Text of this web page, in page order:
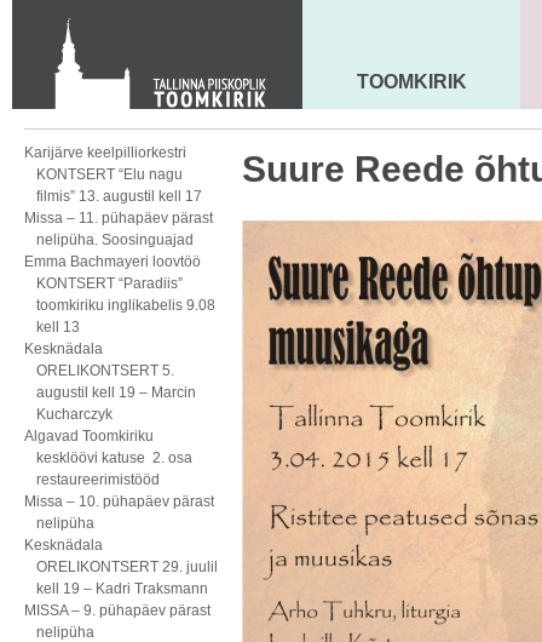
KONTAKT
Toom-Kooli 6, 10130 TALLINN
tallinna.toom@eelk.ee
MAARJA KIRIK
TOOMKIRIK
Karijärve keelpilliorkestri
KONTSERT “Elu nagu
filmis” 13. augustil kell 17
Missa – 11. pühapäev pärast
nelipüha. Soosinguajad
Emma Bachmayeri loovtöö
KONTSERT “Paradiis”
toomkiriku inglikabelis 9.08
kell 13
Kesknädala
ORELIKONTSERT 5.
augustil kell 19 – Marcin
Kucharczyk
Algavad Toomkiriku
kesklöövi katuse 2. osa
restaureerimistööd
Missa – 10. pühapäev pärast
nelipüha
Kesknädala
ORELIKONTSERT 29. juulil
kell 19 – Kadri Traksmann
MISSA – 9. pühapäev pärast
nelipüha
Suure Reede